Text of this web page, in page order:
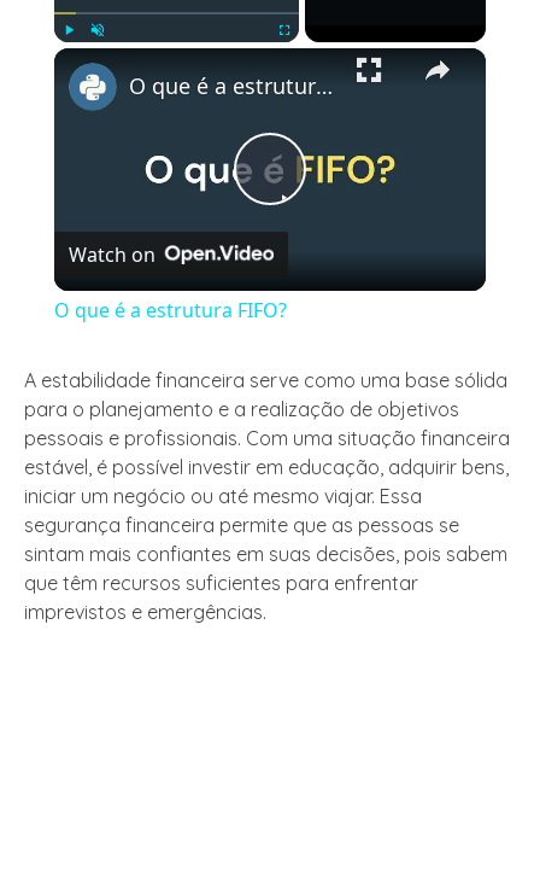
×
Play
Video
O que é a estrutura FIFO?
Watch on
O que é a estrutura FIFO?
A estabilidade financeira serve como uma base sólida
para o planejamento e a realização de objetivos
pessoais e profissionais. Com uma situação financeira
estável, é possível investir em educação, adquirir bens,
iniciar um negócio ou até mesmo viajar. Essa
segurança financeira permite que as pessoas se
sintam mais confiantes em suas decisões, pois sabem
que têm recursos suficientes para enfrentar
imprevistos e emergências.